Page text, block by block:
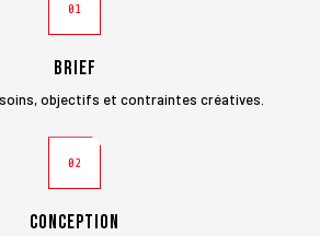
01
Brief
objectifs et contraintes créatives.
02
Conception